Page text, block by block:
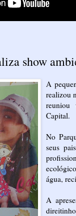
show
A
realizou
reuniou
Capital.
No
seus
água,
A